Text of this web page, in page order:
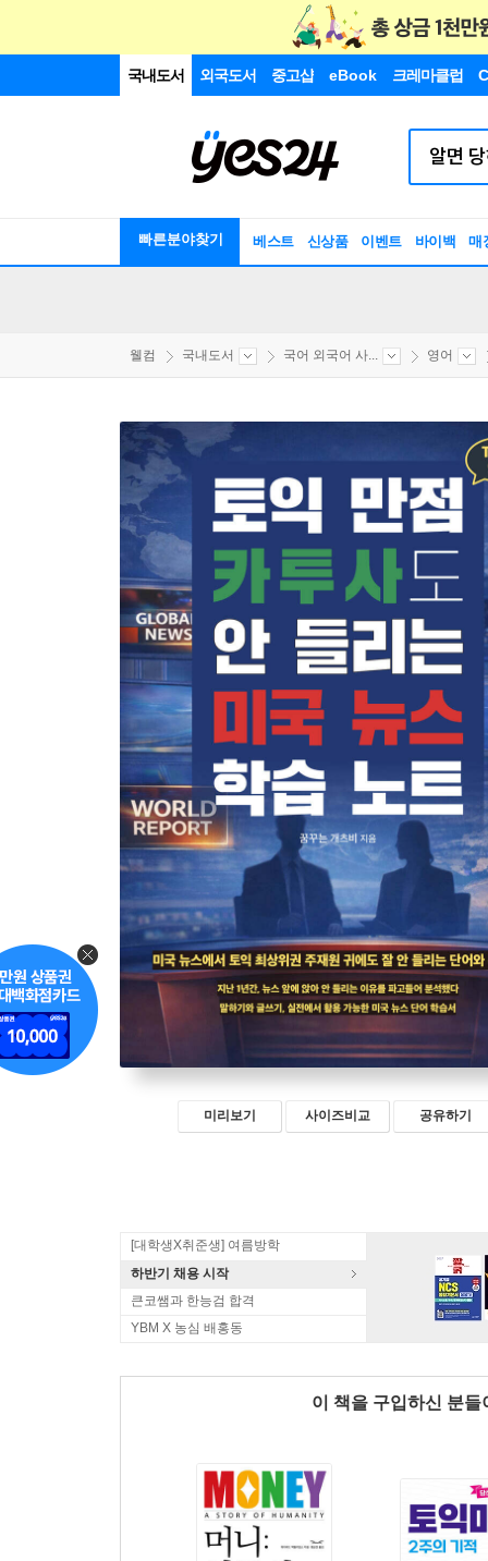
국내도서 외국도서 중고샵 eBook 크레마클럽
빠른분야찾기 베스트 신상품 이벤트 바이백 매
웰컴 국내도서 국어 외국어 사... 영어
미리보기 사이즈비교 공유하기
[대학생X취준생] 여름방학
하반기 채용 시작
큰코쌤과 한능검 합격
YBM X 농심 배홍동
이 책을 구입하신 분